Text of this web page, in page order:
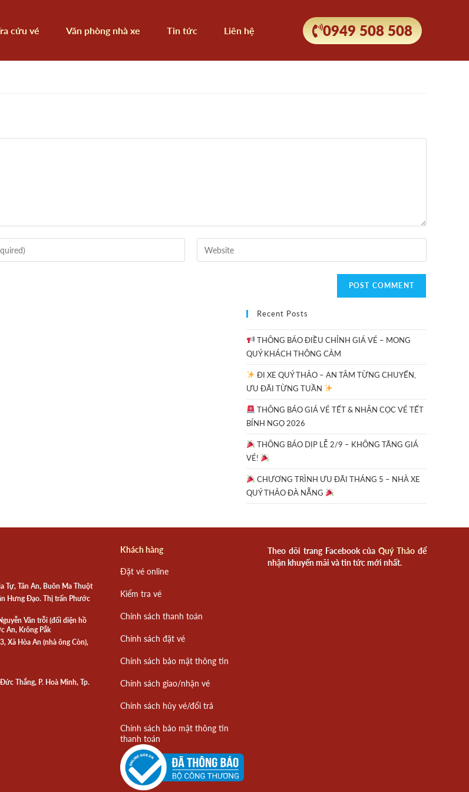
cứu vé Văn phòng nhà xe Tin tức Liên hệ 0949 508 508
Recent Posts
THÔNG BÁO ĐIỀU CHỈNH GIÁ VÉ – MONG
QUÝ KHÁCH THÔNG CẢM
ĐI XE QUÝ THẢO – AN TÂM TỪNG CHUYẾN,
ƯU ĐÃI TỪNG TUẦN
THÔNG BÁO GIÁ VÉ TẾT & NHẬN CỌC VÉ TẾT
BÍNH NGỌ 2026
THÔNG BÁO DỊP LỄ 2/9 – KHÔNG TĂNG GIÁ
VÉ!
CHƯƠNG TRÌNH ƯU ĐÃI THÁNG 5 – NHÀ XE
QUÝ THẢO ĐÀ NẴNG
Tự, Tân An, Buôn Ma Thuột
Hưng Đạo. Thị trấn Phước
Văn trỗi (đối diện hồ
An, Krông Pắk
Xã Hòa An (nhà ông Còn),
Thắng, P. Hoà Minh, Tp.
Khách hàng
Đặt vé online
Kiểm tra vé
Chính sách thanh toán
Chính sách đặt vé
Chính sách bảo mật thông tin
Chính sách giao/nhận vé
Chính sách hủy vé/đổi trả
Chính sách bảo mật thông tin
thanh toán
Theo dõi trang Facebook củaQuý Thảo để
nhận khuyến mãi và tin tức mới nhất.